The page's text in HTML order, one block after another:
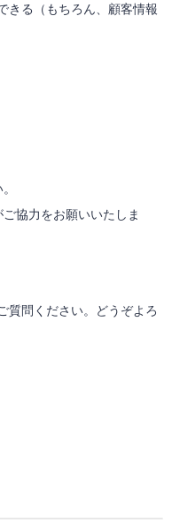
きる（もちろん、顧客情報
協力をお願いいたしま
質問ください。どうぞよろ